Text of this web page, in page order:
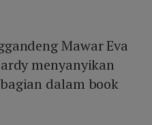
Mawar Eva
menyanyikan
dalam book